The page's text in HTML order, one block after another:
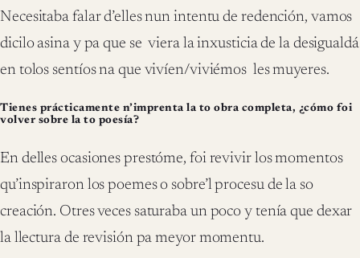
Necesitaba falar d’elles nun intentu de redención, vamos
dicilo asina y pa que se viera la inxusticia de la desigualdá
en tolos sentíos na que vivíen/viviémos les muyeres.
Tienes prácticamente n’imprenta la to obra completa, ¿cómo foi
volver sobre la to poesía?
En delles ocasiones prestóme, foi revivir los momentos
qu’inspiraron los poemes o sobre’l procesu de la so
creación. Otres veces saturaba un poco y tenía que dexar
la llectura de revisión pa meyor momentu.